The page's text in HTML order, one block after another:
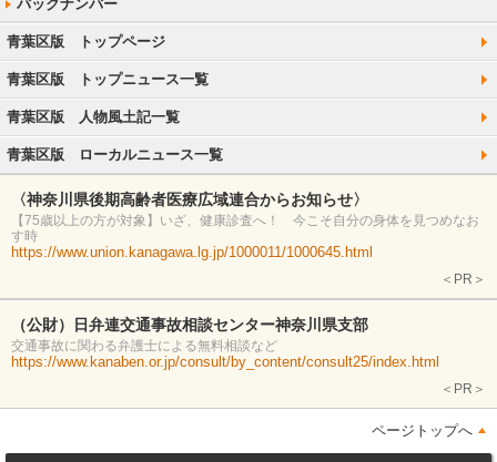
青葉区版 トップページ
青葉区版 トップニュース一覧
青葉区版 人物風土記一覧
青葉区版 ローカルニュース一覧
〈神奈川県後期高齢者医療広域連合からお知らせ〉
【75歳以上の方が対象】いざ、健康診査へ！ 今こそ自分の身体を見つめなお
す時
https://www.union.kanagawa.lg.jp/1000011/1000645.html
＜PR＞
（公財）日弁連交通事故相談センター神奈川県支部
交通事故に関わる弁護士による無料相談など
https://www.kanaben.or.jp/consult/by_content/consult25/index.html
＜PR＞
ページトップへ